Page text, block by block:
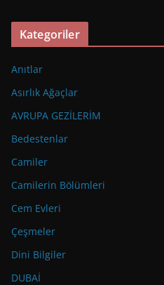
Kategoriler
Anıtlar
Asırlık Ağaçlar
AVRUPA GEZİLERİM
Bedestenlar
Camiler
Camilerin Bölümleri
Cem Evleri
Çeşmeler
Dini Bilgiler
DUBAİ